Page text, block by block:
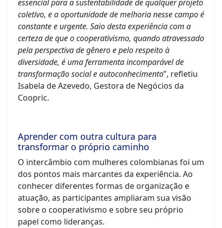
essencial para a sustentabilidade de qualquer projeto
coletivo, e a oportunidade de melhoria nesse campo é
constante e urgente. ​Saio desta experiência com a
certeza de que o cooperativismo, quando atravessado
pela perspectiva de gênero e pelo respeito à
diversidade, é uma ferramenta incomparável de
transformação social e autoconhecimento”, refletiu
Isabela de Azevedo, Gestora de Negócios da
Coopric.
Aprender com outra cultura para
transformar o próprio caminho
O intercâmbio com mulheres colombianas foi um
dos pontos mais marcantes da experiência. Ao
conhecer diferentes formas de organização e
atuação, as participantes ampliaram sua visão
sobre o cooperativismo e sobre seu próprio
papel como lideranças.